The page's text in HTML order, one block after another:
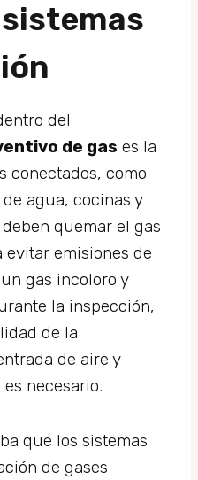
del
de gas es la
conectados, como
agua, cocinas y
quemar el gas
emisiones de
gas incoloro y
la inspección,
de la
de aire y
necesario.
que los sistemas
de gases